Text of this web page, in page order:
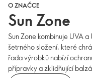
O ZNAČCE
Sun Zone
Sun Zone kombinuje UVA
šetrného složení, které
řada výrobků nabízí
přípravky a zklidňující